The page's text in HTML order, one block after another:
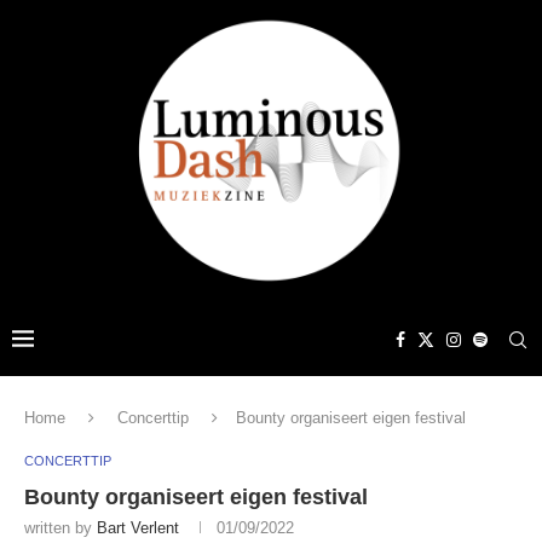
Home Concerttip Bounty organiseert eigen festival
CONCERTTIP
Bounty organiseert eigen festival
written by Bart Verlent 01/09/2022